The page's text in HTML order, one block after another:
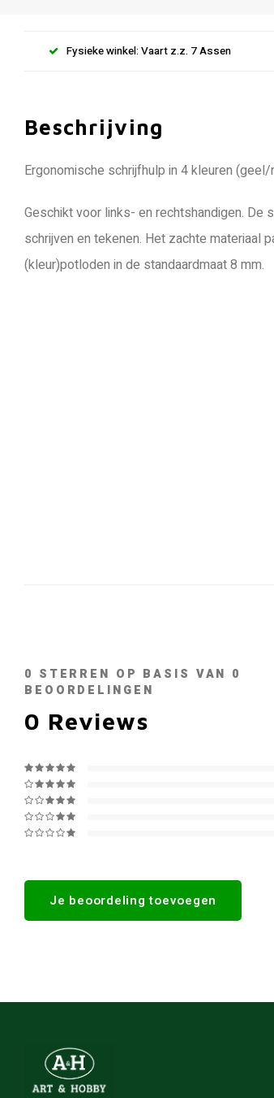
Fysieke winkel: Vaart z.z. 7 Assen
Beschrijving
Ergonomische schrijfhulp in 4 kleuren
Geschikt voor links- en rechtshandigen.
schrijven en tekenen. Het zachte materiaal
(kleur)potloden in de standaardmaat 8 mm.
0 STERREN OP BASIS VAN 0
BEOORDELINGEN
0 Reviews
Je beoordeling toevoegen